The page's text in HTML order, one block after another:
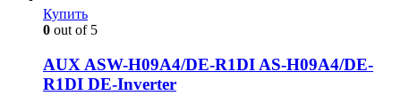
Купить
0 out of 5
AUX ASW-H09A4/DE-R1DI AS-H09А4/DE-
R1DI DE-Inverter